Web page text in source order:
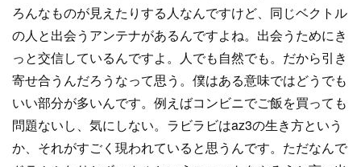
ろんなものが見えたりする人なんですけど、同じベクトル
の人と出会うアンテナがあるんですよね。出会うためにき
っと交信しているんですよ。人でも自然でも。だから引き
寄せ合うんだろうなって思う。僕はある意味ではどうでも
いい部分が多いんです。例えばコンビニでご飯を買っても
問題ないし、気にしない。ラビラビはaz3の生き方という
か、それがすごく現われていると思うんです。ただなんで